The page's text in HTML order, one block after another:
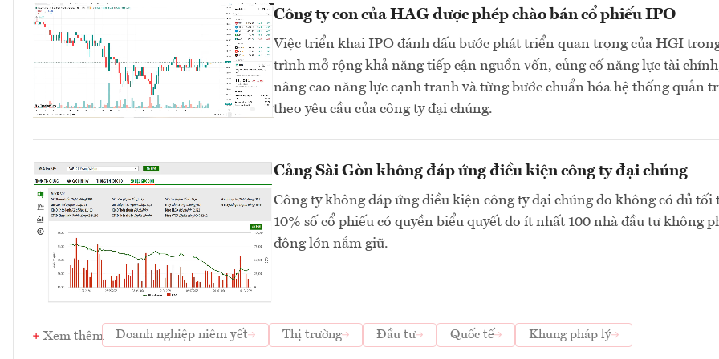
Công ty con của HAG được phép chào bán cổ phiếu IPO
Việc triển khai IPO đánh dấu bước phát triển quan trọng của HGI
trình mở rộng khả năng tiếp cận nguồn vốn, củng cố năng lực tài
nâng cao năng lực cạnh tranh và từng bước chuẩn hóa hệ thống quản
theo yêu cầu của công ty đại chúng.
Cảng Sài Gòn không đáp ứng điều kiện công ty đại chúng
Công ty không đáp ứng điều kiện công ty đại chúng do không có đủ tối
10% số cổ phiếu có quyền biểu quyết do ít nhất 100 nhà đầu tư không
đông lớn nắm giữ.
Xem thêm Doanh nghiệp niêm yết Thị trường Đầu tư Quốc tế Khung pháp lý